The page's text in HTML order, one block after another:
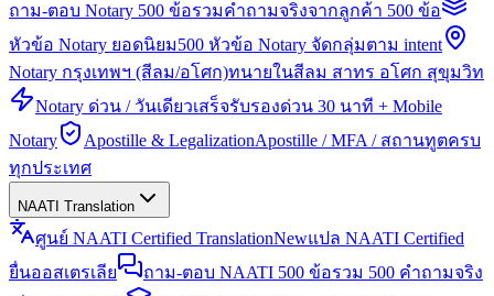
ถาม-ตอบ Notary 500 ข้อรวมคำถามจริงจากลูกค้า 500 ข้อ
หัวข้อ Notary ยอดนิยม500 หัวข้อ Notary จัดกลุ่มตาม intent
Notary กรุงเทพฯ (สีลม/อโศก)ทนายในสีลม สาทร อโศก สุขุมวิท
Notary ด่วน / วันเดียวเสร็จรับรองด่วน 30 นาที + Mobile
Notary
Apostille & LegalizationApostille / MFA / สถานทูตครบ
ทุกประเทศ
NAATI Translation
ศูนย์ NAATI Certified TranslationNewแปล NAATI Certified
ยื่นออสเตรเลีย
ถาม-ตอบ NAATI 500 ข้อรวม 500 คำถามจริง